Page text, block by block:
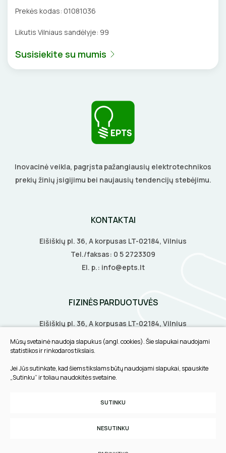
TVIRTINIMO DETALĖS
GRINDINĖS DĖŽUTĖS
BATERIJOS
EL. SKAMBUČIAI
GELINĖS JUNGTYS
ŽIBINTUVĖLIAI
PRATRAUKIKLIAI
GRĘŽIMO KARŪNOS, GRĄŽTAI
GULSČIUKAI
PJOVIMO ĮRANKIAI
ELEKTRINIAI ĮRANKIAI
Prekės kodas: 01081036
Likutis Vilniaus sandėlyje: 99
Susisiekite su mumis
Inovacinė veikla, pagrįsta pažangiausių elektrotechnikos
prekių žinių įsigijimu bei naujausių tendencijų stebėjimu.
KONTAKTAI
Eišiškių pl. 36, A korpusas LT-02184, Vilnius
Tel./faksas: 0 5 2723309
El. p.: info@epts.lt
FIZINĖS PARDUOTUVĖS
Eišiškių pl. 36, A korpusas LT-02184, Vilnius
Biruliškių g. 8, LT-52168, Kaunas
Tilžės g. 60, LT-91108, Klaipėda
INFORMACIJA
Privatumo politika
Mūsų svetainė naudoja slapukus (angl. cookies). Šie slapukai naudojami
statistikos ir rinkodaros tikslais.
Jei Jūs sutinkate, kad šiems tikslams būtų naudojami slapukai, spauskite
„Sutinku“ ir toliau naudokitės svetaine.
SUTINKU
NESUTINKU